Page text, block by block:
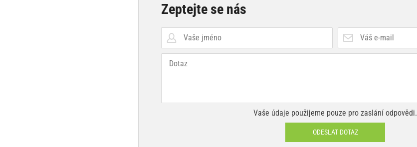
Zeptejte se nás
Vaše údaje použijeme pouze pro zaslání odpovědi.
ODESLAT DOTAZ